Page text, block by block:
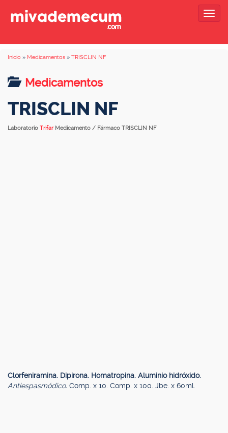
Inicio » Medicamentos » TRISCLIN NF
Medicamentos
TRISCLIN NF
Laboratorio Trifar Medicamento / Fármaco TRISCLIN NF
Clorfeniramina. Dipirona. Homatropina. Aluminio hidróxido.
Antiespasmódico. Comp. x 10. Comp. x 100. Jbe. x 60ml.